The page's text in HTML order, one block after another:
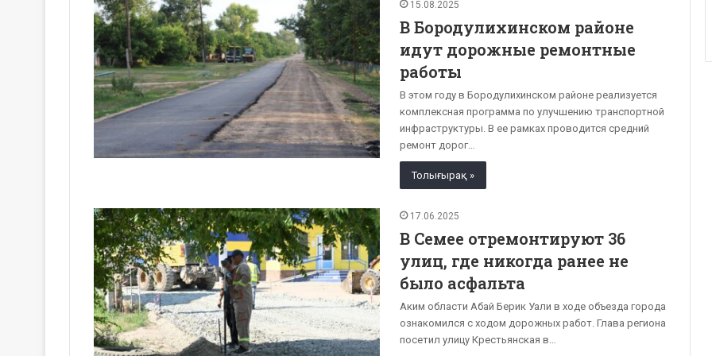
15.08.2025
В Бородулихинском районе
идут дорожные ремонтные
работы
В этом году в Бородулихинском районе реализуется
комплексная программа по улучшению транспортной
инфраструктуры. В ее рамках проводится средний
ремонт дорог…
Толығырақ »
17.06.2025
В Семее отремонтируют 36
улиц, где никогда ранее не
было асфальта
Аким области Абай Берик Уали в ходе объезда города
ознакомился с ходом дорожных работ. Глава региона
посетил улицу Крестьянская в…